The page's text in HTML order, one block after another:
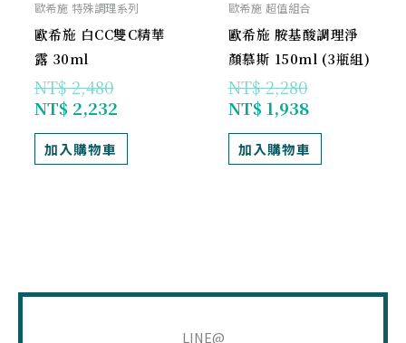
歐希施 特殊調理系列
歐希施 白CC雙C精華
露 30ml
NT$2,480
NT$ 2,232
加入購物車
歐希施 超值組合
歐希施 胺基酸調理淨
顏慕斯 150ml (3瓶組)
NT$2,280
NT$ 1,938
加入購物車
LINE@